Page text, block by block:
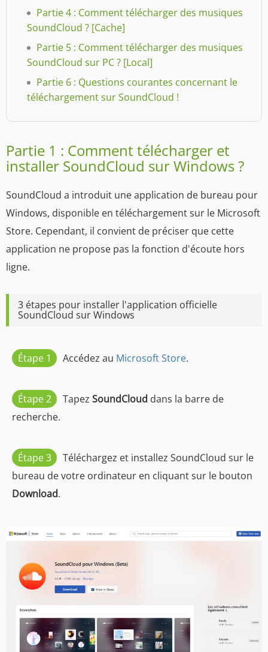
Partie 4 : Comment télécharger des musiques
SoundCloud ? [Cache]
Partie 5 : Comment télécharger des musiques
SoundCloud sur PC ? [Local]
Partie 6 : Questions courantes concernant le
téléchargement sur SoundCloud !
Partie 1 : Comment télécharger et
installer SoundCloud sur Windows ?
SoundCloud a introduit une application de bureau pour
Windows, disponible en téléchargement sur le Microsoft
Store. Cependant, il convient de préciser que cette
application ne propose pas la fonction d'écoute hors
ligne.
3 étapes pour installer l'application officielle
SoundCloud sur Windows
Étape 1 Accédez au Microsoft Store.
Étape 2 Tapez SoundCloud dans la barre de
recherche.
Étape 3
Téléchargez et installez SoundCloud sur le
bureau de votre ordinateur en cliquant sur le bouton
Download.